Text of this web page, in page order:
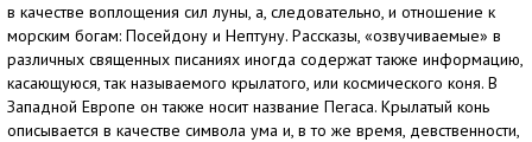
в качестве воплощения сил луны, а, следовательно, и отношение к
морским богам: Посейдону и Нептуну. Рассказы, «озвучиваемые» в
различных священных писаниях иногда содержат также информацию,
касающуюся, так называемого крылатого, или космического коня. В
Западной Европе он также носит название Пегаса. Крылатый конь
описывается в качестве символа ума и, в то же время, девственности,